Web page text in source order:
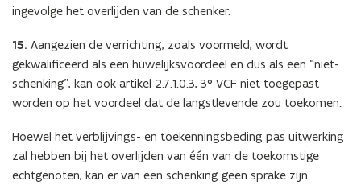
ingevolge het overlijden van de schenker.
15. Aangezien de verrichting, zoals voormeld, wordt
gekwalificeerd als een huwelijksvoordeel en dus als een “niet-
schenking”, kan ook artikel 2.7.1.0.3, 3° VCF niet toegepast
worden op het voordeel dat de langstlevende zou toekomen.
Hoewel het verblijvings- en toekenningsbeding pas uitwerking
zal hebben bij het overlijden van één van de toekomstige
echtgenoten, kan er van een schenking geen sprake zijn